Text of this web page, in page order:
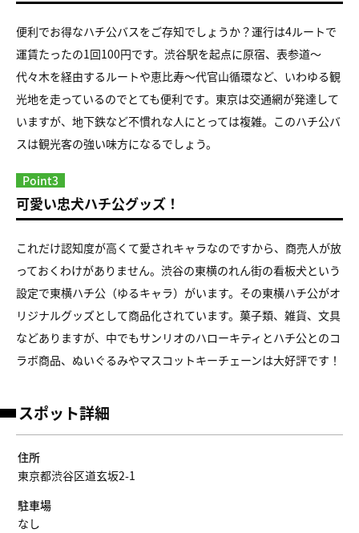
便利でお得なハチ公バスをご存知でしょうか？運行は4ルートで
運賃たったの1回100円です。渋谷駅を起点に原宿、表参道～
代々木を経由するルートや恵比寿～代官山循環など、いわゆる観
光地を走っているのでとても便利です。東京は交通網が発達して
いますが、地下鉄など不慣れな人にとっては複雑。このハチ公バ
スは観光客の強い味方になるでしょう。
Point3
可愛い忠犬ハチ公グッズ！
これだけ認知度が高くて愛されキャラなのですから、商売人が放
っておくわけがありません。渋谷の東横のれん街の看板犬という
設定で東横ハチ公（ゆるキャラ）がいます。その東横ハチ公がオ
リジナルグッズとして商品化されています。菓子類、雑貨、文具
などありますが、中でもサンリオのハローキティとハチ公とのコ
ラボ商品、ぬいぐるみやマスコットキーチェーンは大好評です！
スポット詳細
住所
東京都渋谷区道玄坂2-1
駐車場
なし